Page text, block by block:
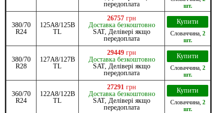
передоплата
шт.
380/70
R24
125A8/125B
TL
26757 грн
Доставка безкоштовно
SAT, Делівері якщо
передоплата
Купити
Словаччина, 2
шт.
380/70
R28
127A8/127B
TL
29449 грн
Доставка безкоштовно
SAT, Делівері якщо
передоплата
Купити
Словаччина, 2
шт.
360/70
R24
122A8/122B
TL
27291 грн
Доставка безкоштовно
SAT, Делівері якщо
передоплата
Купити
Словаччина, 2
шт.